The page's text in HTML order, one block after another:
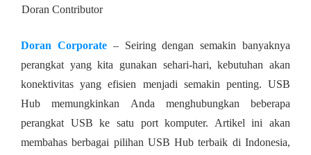
Doran Contributor
Doran Corporate– Seiring dengan semakin banyaknya
perangkat yang kita gunakan sehari-hari, kebutuhan akan
konektivitas yang efisien menjadi semakin penting. USB
Hub memungkinkan Anda menghubungkan beberapa
perangkat USB ke satu port komputer. Artikel ini akan
membahas berbagai pilihan USB Hub terbaik di Indonesia,